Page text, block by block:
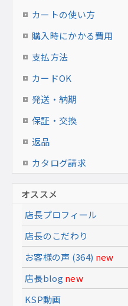
カートの使い方
購入時にかかる費用
支払方法
カードOK
発送・納期
保証・交換
返品
カタログ請求
オススメ
店長プロフィール
店長のこだわり
お客様の声 (364) new
店長blog new
KSP動画